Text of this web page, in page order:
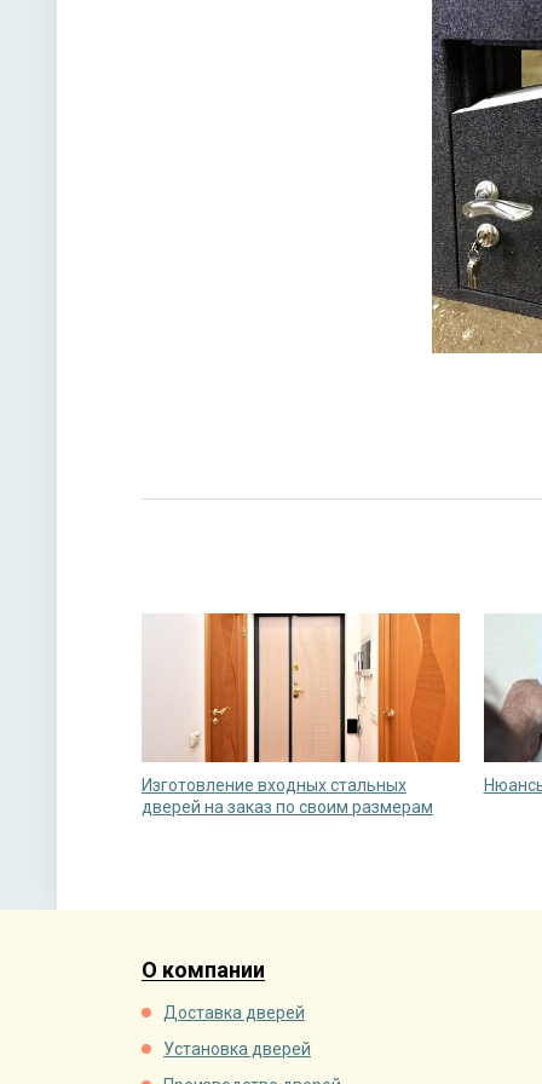
Угол
Изготовление входных стальных
дверей на заказ по своим размерам
О компании
Доставка дверей
Установка дверей